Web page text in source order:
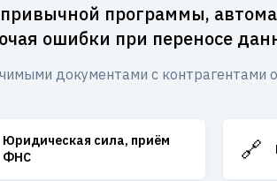
программы,
ошибки при переносе
документами с контрагентами
Юридическая сила, приём
ФНС
🔗